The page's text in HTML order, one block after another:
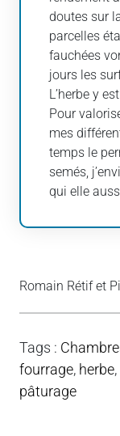
doutes sur
parcelles
fauchées
jours les
L’herbe y
Pour
mes
temps le
semés,
qui elle
Romain Rétif et
Tags :
fourrage, herbe,
pâturage